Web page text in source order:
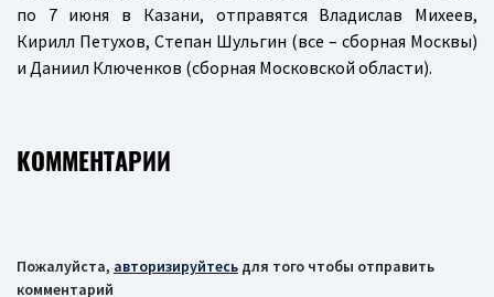
по 7 июня в Казани, отправятся Владислав Михеев,
Кирилл Петухов, Степан Шульгин (все – сборная Москвы)
и Даниил Ключенков (сборная Московской области).
КОММЕНТАРИИ
Пожалуйста, авторизируйтесь для того чтобы отправить
комментарий